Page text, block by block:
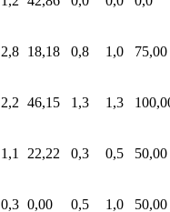
2,8 18,18 0,8 1,0 75,00
2,2 46,15 1,3 1,3
1,1 22,22 0,3 0,5 50,00
0,3 0,00 0,5 1,0 50,00